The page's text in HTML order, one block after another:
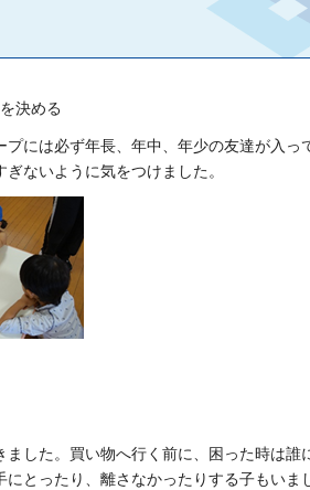
決める
には必ず年長、年中、年少の友達が入っ
ないように気をつけました。
した。買い物へ行く前に、困った時は誰
とったり、離さなかったりする子もいま